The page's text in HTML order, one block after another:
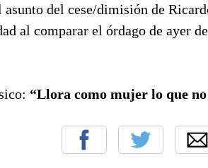
del cese/dimisión de
al comparar el órdago de ayer
“Llora como mujer lo que